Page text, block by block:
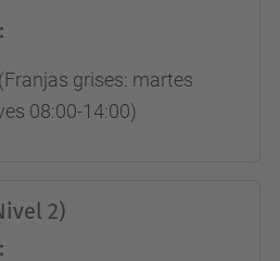
grises: martes
08:00-14:00)
2)